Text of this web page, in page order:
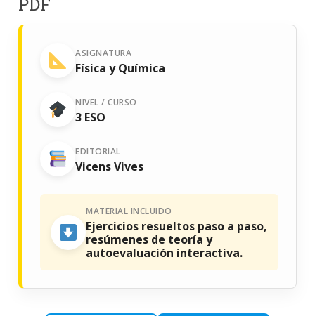
ASIGNATURA
Física y Química
NIVEL / CURSO
3 ESO
EDITORIAL
Vicens Vives
MATERIAL INCLUIDO
Ejercicios resueltos paso a paso,
resúmenes de teoría y
autoevaluación interactiva.